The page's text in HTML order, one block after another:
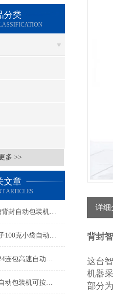
分类
多 >>
文章
ARTICLES
颗粒250克白砂糖背封自动包装机操作简单
颗粒移动式西瓜子100克小袋自动包装机产品简介
颗粒拼豆补充包24连包高速自动包装机生产厂家
食品颗粒小立式自动包装机可按需定制
详细
背封
这台
机器
部分